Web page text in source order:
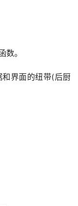
数。
界面的纽带(后厨